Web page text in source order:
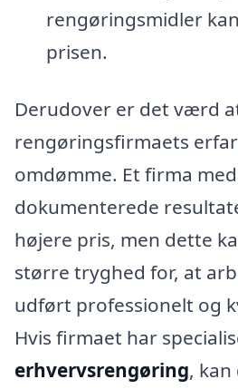
rengøringsmidler
prisen.
Derudover er det værd
rengøringsfirmaets
omdømme. Et firma
dokumenterede
højere pris, men dette
større tryghed for, at
udført professionelt og
Hvis firmaet har
erhvervsrengøring, kan